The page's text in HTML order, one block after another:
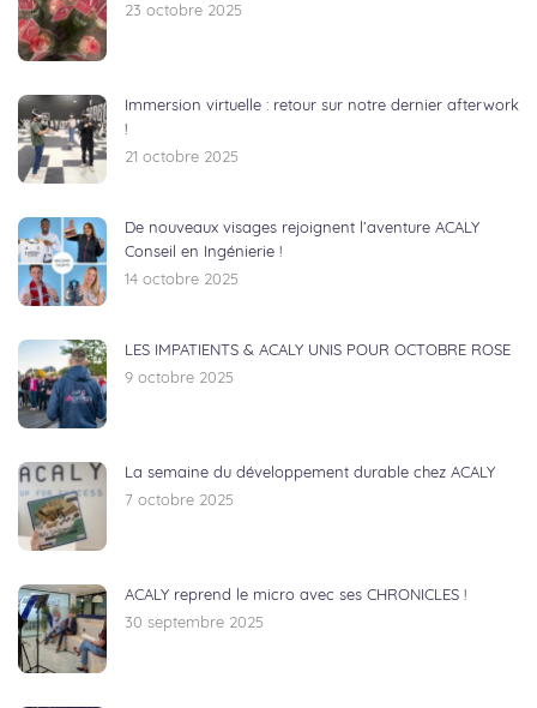
23 octobre 2025
Immersion virtuelle : retour sur notre dernier afterwork
!
21 octobre 2025
De nouveaux visages rejoignent l’aventure ACALY
Conseil en Ingénierie !
14 octobre 2025
LES IMPATIENTS & ACALY UNIS POUR OCTOBRE ROSE
9 octobre 2025
La semaine du développement durable chez ACALY
7 octobre 2025
ACALY reprend le micro avec ses CHRONICLES !
30 septembre 2025